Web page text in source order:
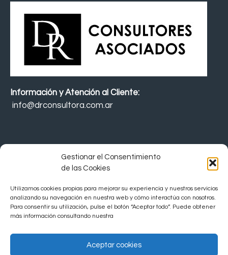
Gestionar el Consentimiento
de las Cookies
Utilizamos cookies propias para mejorar su experiencia y nuestros servicios
analizando su navegación en nuestra web y cómo interactúa con nosotros.
Para consentir su utilización, pulse el botón “Aceptar todo”. Puede obtener
más información consultando nuestra
Aceptar cookies
Información y Atención al Cliente:
info@drconsultora.com.ar
Política de Privacidad
Política de Cookies
Aviso Legal